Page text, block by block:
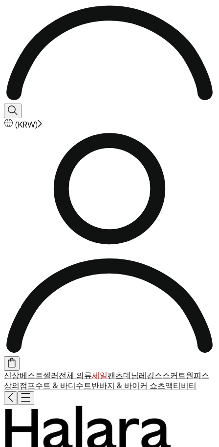
(KRW)
신상베스트셀러 전체 의류세일팬츠데님레깅스스커트원피스
상의 점프수트 & 바디수트반바지 & 바이커 쇼츠액티비티